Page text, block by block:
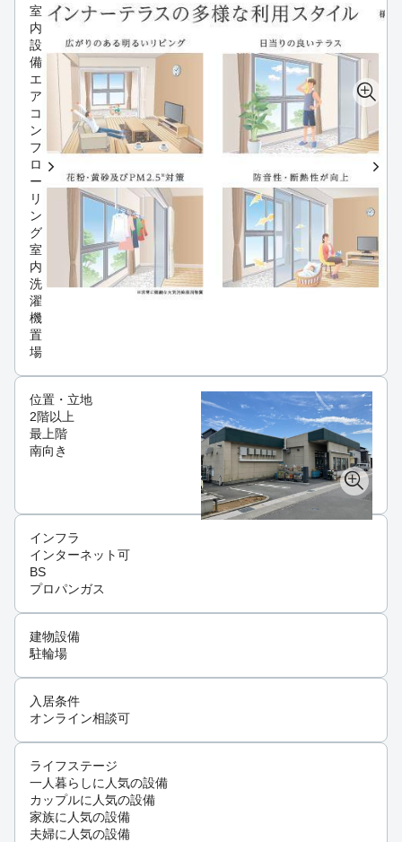
室
内
設
備
エ
ア
コ
ン
フ
ロ
ー
リ
ン
グ
室
内
洗
濯
機
置
場
位置・立地
2階以上
最上階
南向き
インフラ
インターネット可
BS
プロパンガス
建物設備
駐輪場
入居条件
オンライン相談可
ライフステージ
一人暮らしに人気の設備
カップルに人気の設備
家族に人気の設備
夫婦に人気の設備